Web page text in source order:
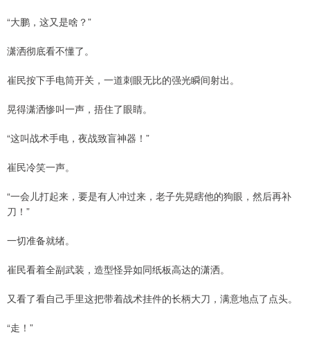
“大鹏，这又是啥？”
潇洒彻底看不懂了。
崔民按下手电筒开关，一道刺眼无比的强光瞬间射出。
晃得潇洒惨叫一声，捂住了眼睛。
“这叫战术手电，夜战致盲神器！”
崔民冷笑一声。
“一会儿打起来，要是有人冲过来，老子先晃瞎他的狗眼，然后再补
刀！”
一切准备就绪。
崔民看着全副武装，造型怪异如同纸板高达的潇洒。
又看了看自己手里这把带着战术挂件的长柄大刀，满意地点了点头。
“走！”